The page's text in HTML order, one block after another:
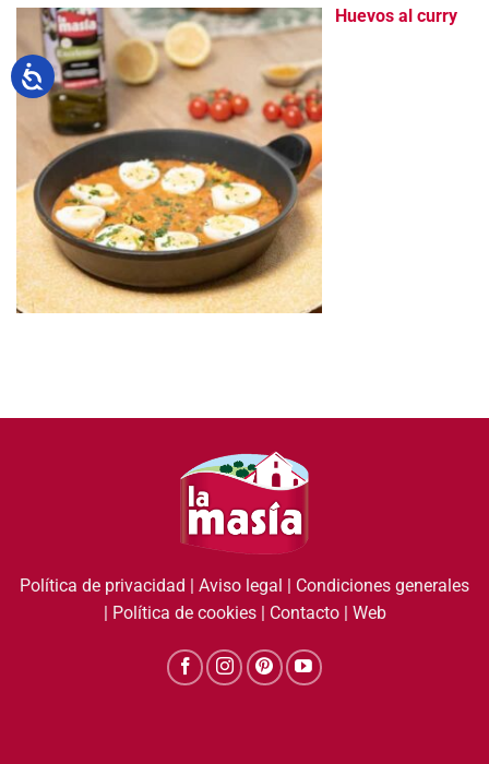
Huevos al curry
Política de privacidad Aviso legal
Condiciones generales
Política de cookies| Contacto| Web